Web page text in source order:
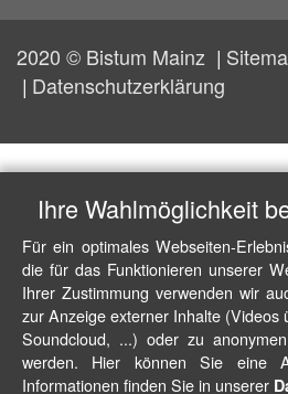
2020 © Bistum Mainz
Datenschutzerklärung
Ihre Wahlmöglichkeit
Für ein optimales Webseiten-
die für das Funktionieren unserer
Ihrer Zustimmung verwenden wir
zur Anzeige externer Inhalte (Videos
Soundcloud, ...) oder zu
werden. Hier können Sie eine
Informationen finden Sie in unserer